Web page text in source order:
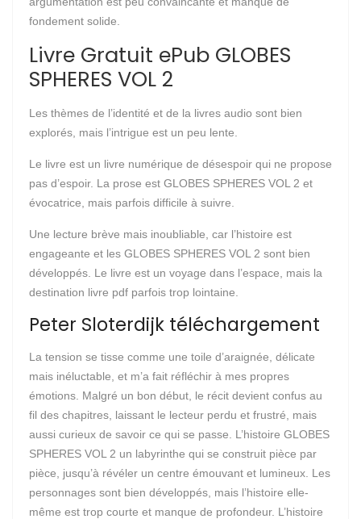
fondement solide.
Livre Gratuit ePub GLOBES
SPHERES VOL 2
Les thèmes de l’identité et de la livres audio sont bien
explorés, mais l’intrigue est un peu lente.
Le livre est un livre numérique de désespoir qui ne propose
pas d’espoir. La prose est GLOBES SPHERES VOL 2 et
évocatrice, mais parfois difficile à suivre.
Une lecture brève mais inoubliable, car l’histoire est
engageante et les GLOBES SPHERES VOL 2 sont bien
développés. Le livre est un voyage dans l’espace, mais la
destination livre pdf parfois trop lointaine.
Peter Sloterdijk téléchargement
La tension se tisse comme une toile d’araignée, délicate
mais inéluctable, et m’a fait réfléchir à mes propres
émotions. Malgré un bon début, le récit devient confus au
fil des chapitres, laissant le lecteur perdu et frustré, mais
aussi curieux de savoir ce qui se passe. L’histoire GLOBES
SPHERES VOL 2 un labyrinthe qui se construit pièce par
pièce, jusqu’à révéler un centre émouvant et lumineux. Les
personnages sont bien développés, mais l’histoire elle-
même est trop courte et manque de profondeur. L’histoire